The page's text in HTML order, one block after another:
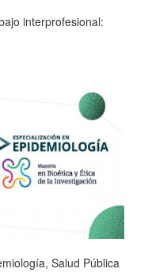
interprofesional:
Salud Pública